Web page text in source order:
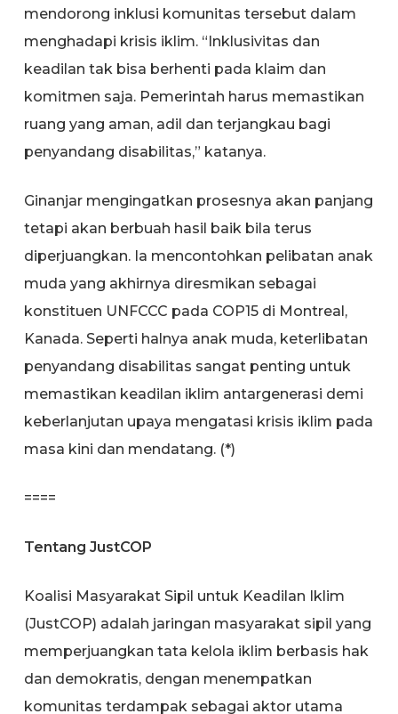
mendorong inklusi komunitas tersebut dalam
menghadapi krisis iklim. “Inklusivitas dan
keadilan tak bisa berhenti pada klaim dan
komitmen saja. Pemerintah harus memastikan
ruang yang aman, adil dan terjangkau bagi
penyandang disabilitas,” katanya.
Ginanjar mengingatkan prosesnya akan panjang
tetapi akan berbuah hasil baik bila terus
diperjuangkan. Ia mencontohkan pelibatan anak
muda yang akhirnya diresmikan sebagai
konstituen UNFCCC pada COP15 di Montreal,
Kanada. Seperti halnya anak muda, keterlibatan
penyandang disabilitas sangat penting untuk
memastikan keadilan iklim antargenerasi demi
keberlanjutan upaya mengatasi krisis iklim pada
masa kini dan mendatang. (*)
====
Tentang JustCOP
Koalisi Masyarakat Sipil untuk Keadilan Iklim
(JustCOP) adalah jaringan masyarakat sipil yang
memperjuangkan tata kelola iklim berbasis hak
dan demokratis, dengan menempatkan
komunitas terdampak sebagai aktor utama